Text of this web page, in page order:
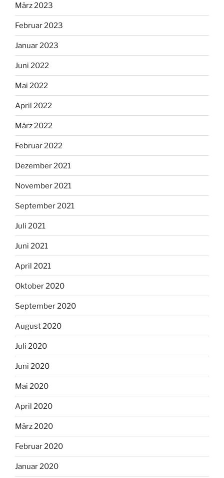
März 2023
Februar 2023
Januar 2023
Juni 2022
Mai 2022
April 2022
März 2022
Februar 2022
Dezember 2021
November 2021
September 2021
Juli 2021
Juni 2021
April 2021
Oktober 2020
September 2020
August 2020
Juli 2020
Juni 2020
Mai 2020
April 2020
März 2020
Februar 2020
Januar 2020